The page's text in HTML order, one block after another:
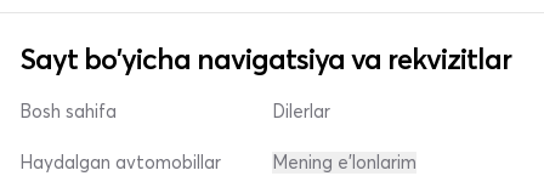
Sayt bo'yicha navigatsiya va rekvizitlar
Bosh sahifa
Haydalgan avtomobillar
Dilerlar
Mening e'lonlarim